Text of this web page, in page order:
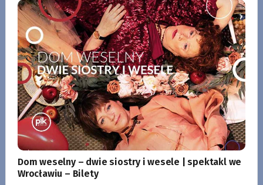
Dom weselny – dwie siostry i wesele | spektakl we
Wrocławiu – Bilety